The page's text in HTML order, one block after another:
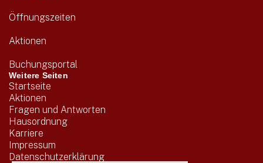
Öffnungszeiten
Aktionen
Buchungsportal
Weitere Seiten
Startseite
Aktionen
Fragen und Antworten
Hausordnung
Karriere
Impressum
Datenschutzerklärung